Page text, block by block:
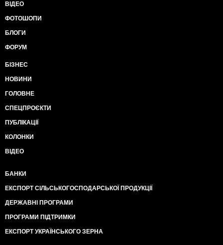
ВІДЕО
ФОТОШОПИ
БЛОГИ
ФОРУМ
БІЗНЕС
НОВИНИ
ГОЛОВНЕ
СПЕЦПРОЄКТИ
ПУБЛІКАЦІЇ
КОЛОНКИ
ВІДЕО
БАНКИ
ЕКСПОРТ СІЛЬСЬКОГОСПОДАРСЬКОЇ ПРОДУКЦІЇ
ДЕРЖАВНІ ПРОГРАМИ
ПРОГРАМИ ПІДТРИМКИ
ЕКСПОРТ УКРАЇНСЬКОГО ЗЕРНА